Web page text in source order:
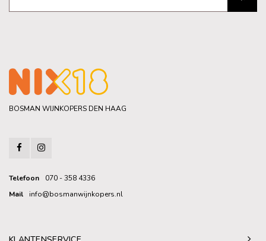
BOSMAN WIJNKOPERS DEN HAAG
Telefoon
070 - 358 4336
Mail
info@bosmanwijnkopers.nl